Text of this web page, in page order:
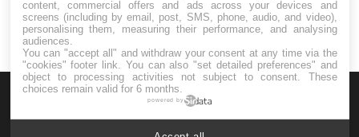
content, commercial offers and ads across your devices and
screens (including by email, post, SMS, phone, audio, and video),
personalising them, measuring their performance, and analysing
audiences.
You can "accept all" and withdraw your consent at any time via the
"cookies" footer link . You can also "set detailed preferences" and
object to processing activities not subject to consent. These
choices remain valid for 6 months.
powered by